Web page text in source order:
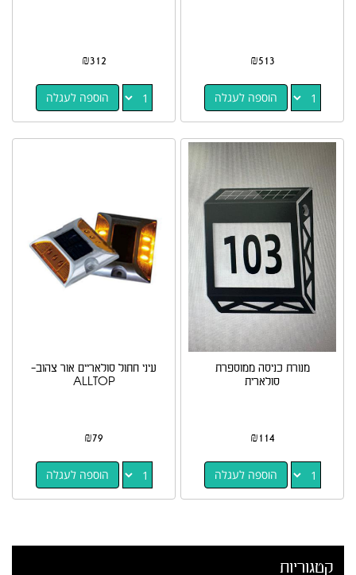
₪513
הוספה לעגלה
₪312
הוספה לעגלה
מנורת כניסה ממוספרת
סולארית
₪114
הוספה לעגלה
עיני חתול סולאריים אור צהוב-
ALLTOP
₪79
הוספה לעגלה
קטגוריות